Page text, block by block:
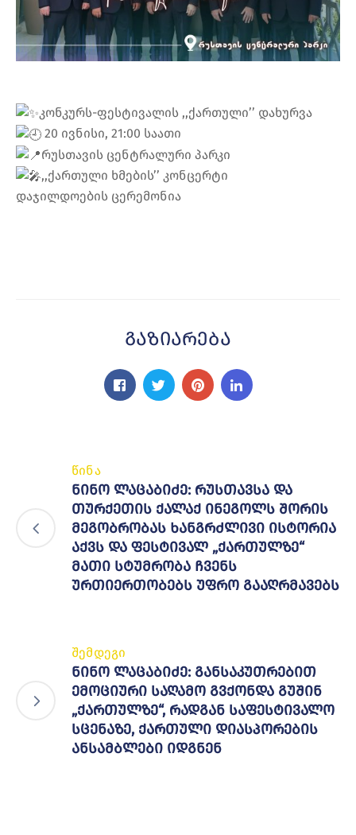
კონკურს-ფესტივალის ,,ქართული’’ დახურვა
20 ივნისი, 21:00 საათი
რუსთავის ცენტრალური პარკი
,,ქართული ხმების’’ კონცერტი
დაჯილდოების ცერემონია
Გაზიარება
წინა
ნინო ლაცაბიძე: რუსთავსა და
თურქეთის ქალაქ ინეგოლს შორის
მეგობრობას ხანგრძლივი ისტორია
აქვს და ფესტივალ „ქართულზე“
მათი სტუმრობა ჩვენს
ურთიერთობებს უფრო გააღრმავებს
შემდეგი
ნინო ლაცაბიძე: განსაკუთრებით
ემოციური საღამო გვქონდა გუშინ
„ქართულზე“, რადგან საფესტივალო
სცენაზე, ქართული დიასპორების
ანსამბლები იდგნენ